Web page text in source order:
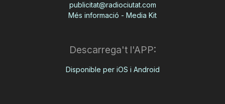
publicitat@radiociutat.com
Més informació - Media Kit
Descarrega't l'APP:
Disponible per iOS i Android